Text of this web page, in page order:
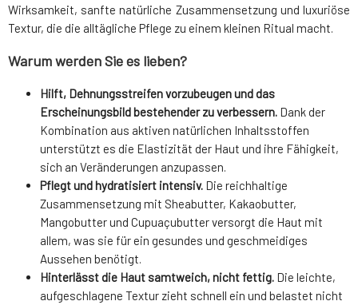
Wirksamkeit, sanfte natürliche Zusammensetzung und luxuriöse
Textur, die die alltägliche Pflege zu einem kleinen Ritual macht.
Warum werden Sie es lieben?
Hilft, Dehnungsstreifen vorzubeugen und das
Erscheinungsbild bestehender zu verbessern. Dank der
Kombination aus aktiven natürlichen Inhaltsstoffen
unterstützt es die Elastizität der Haut und ihre Fähigkeit,
sich an Veränderungen anzupassen.
Pflegt und hydratisiert intensiv. Die reichhaltige
Zusammensetzung mit Sheabutter, Kakaobutter,
Mangobutter und Cupuaçubutter versorgt die Haut mit
allem, was sie für ein gesundes und geschmeidiges
Aussehen benötigt.
Hinterlässt die Haut samtweich, nicht fettig. Die leichte,
aufgeschlagene Textur zieht schnell ein und belastet nicht